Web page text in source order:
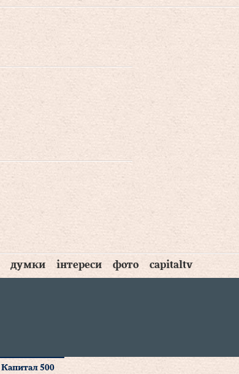
думки інтереси фото capitaltv
Капитал 500